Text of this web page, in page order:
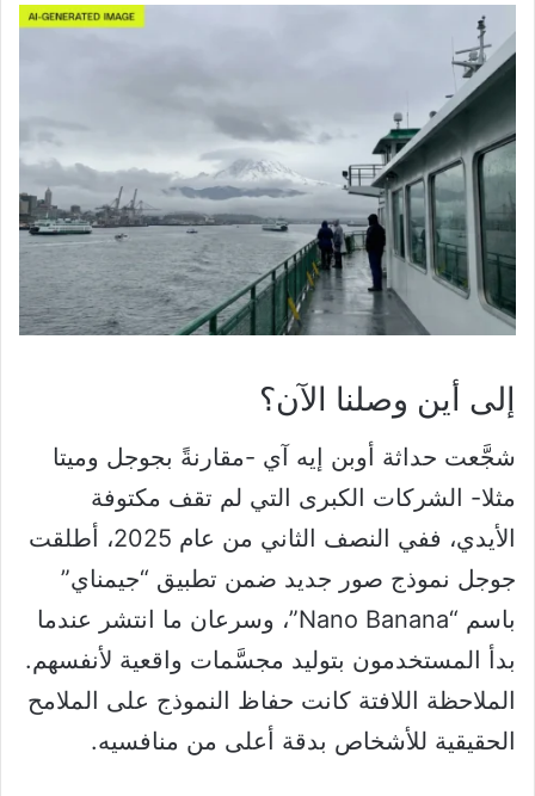
إلى أين وصلنا الآن؟
شجَّعت حداثة أوبن إيه آي -مقارنةً بجوجل وميتا
مثلا- الشركات الكبرى التي لم تقف مكتوفة
الأيدي، ففي النصف الثاني من عام 2025، أطلقت
جوجل نموذج صور جديد ضمن تطبيق “جيمناي”
باسم “Nano Banana”، وسرعان ما انتشر عندما
بدأ المستخدمون بتوليد مجسَّمات واقعية لأنفسهم.
الملاحظة اللافتة كانت حفاظ النموذج على الملامح
الحقيقية للأشخاص بدقة أعلى من منافسيه.